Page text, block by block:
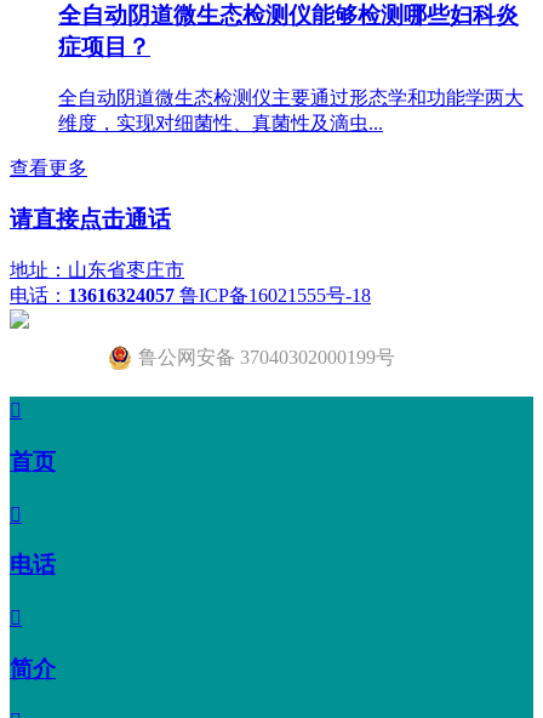
全自动阴道微生态检测仪能够检测哪些妇科炎
症项目？
全自动阴道微生态检测仪主要通过形态学和功能学两大
维度，实现对细菌性、真菌性及滴虫...
查看更多
请直接点击通话
地址：山东省枣庄市
电话： 13616324057 鲁ICP备16021555号-18
鲁公网安备 37040302000199号

首页

电话

简介